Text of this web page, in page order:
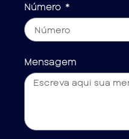
Número
Mensagem